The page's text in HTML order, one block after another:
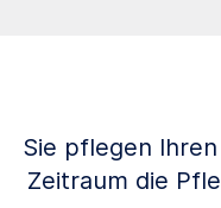
Sie pflegen
Zeitraum die